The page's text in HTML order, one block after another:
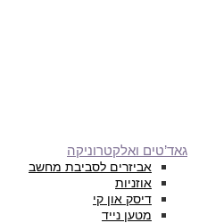
גאד’טים ואלקטרוניקה
אביזרים לסביבת מחשב
אוזניות
דיסק און קי
מטען נייד